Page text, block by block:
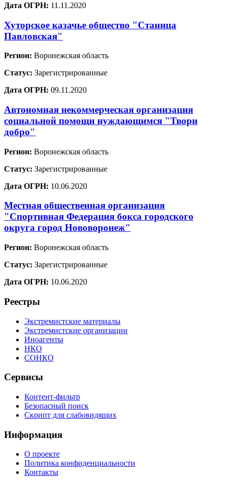
Дата ОГРН: 11.11.2020
Хуторское казачье общество "Станица
Павловская"
Регион: Воронежская область
Статус: Зарегистрированные
Дата ОГРН: 09.11.2020
Автономная некоммерческая организация
социальной помощи нуждающимся "Твори
добро"
Регион: Воронежская область
Статус: Зарегистрированные
Дата ОГРН: 10.06.2020
Местная общественная организация
"Спортивная Федерация бокса городского
округа город Нововоронеж"
Регион: Воронежская область
Статус: Зарегистрированные
Дата ОГРН: 10.06.2020
Реестры
Экстремистские материалы
Экстремистские организации
Иноагенты
НКО
СОНКО
Сервисы
Контент-фильтр
Безопасный поиск
Скрипт для слабовидящих
Информация
О проекте
Политика конфиденциальности
Контакты